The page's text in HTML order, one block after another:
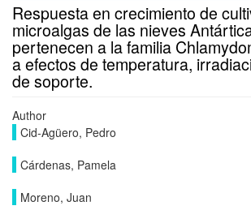
Respuesta en crecimiento de
microalgas de las nieves
pertenecen a la familia
a efectos de temperatura,
de soporte.
Author
Cid-Agüero, Pedro
Cárdenas, Pamela
Moreno, Juan